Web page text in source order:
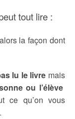
tout lire :
la façon dont
lu le livre mais
ou l’élève
ce qu’on vous